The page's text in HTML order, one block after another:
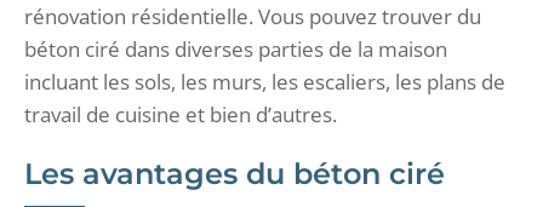
rénovation résidentielle. Vous pouvez trouver du
béton ciré dans diverses parties de la maison
incluant les sols, les murs, les escaliers, les plans de
travail de cuisine et bien d’autres.
Les avantages du béton ciré